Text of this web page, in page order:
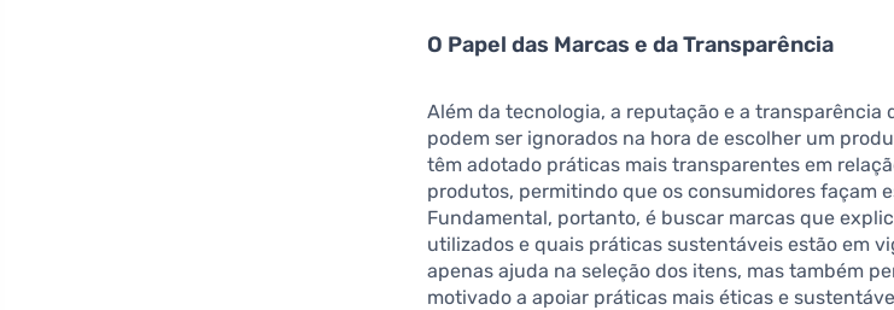
O Papel das Marcas e da Transparência
Além da tecnologia, a reputação e a transparência
podem ser ignorados na hora de escolher um
têm adotado práticas mais transparentes em
produtos, permitindo que os consumidores façam
Fundamental, portanto, é buscar marcas que
utilizados e quais práticas sustentáveis estão em
apenas ajuda na seleção dos itens, mas também
motivado a apoiar práticas mais éticas e